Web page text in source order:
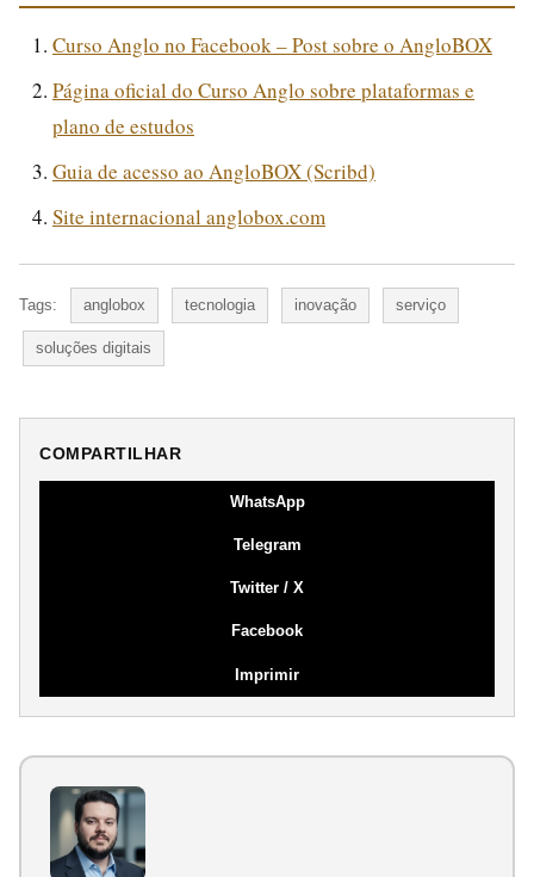
Curso Anglo no Facebook – Post sobre o AngloBOX
Página oficial do Curso Anglo sobre plataformas e
plano de estudos
Guia de acesso ao AngloBOX (Scribd)
Site internacional anglobox.com
Tags: anglobox tecnologia inovação serviço
soluções digitais
COMPARTILHAR
WhatsApp
Telegram
Twitter / X
Facebook
Imprimir